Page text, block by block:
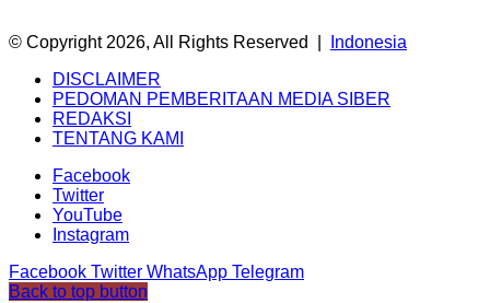
© Copyright 2026, All Rights Reserved |
Indonesia
DISCLAIMER
PEDOMAN PEMBERITAAN MEDIA SIBER
REDAKSI
TENTANG KAMI
Facebook
Twitter
YouTube
Instagram
Facebook Twitter WhatsApp Telegram
Back to top button